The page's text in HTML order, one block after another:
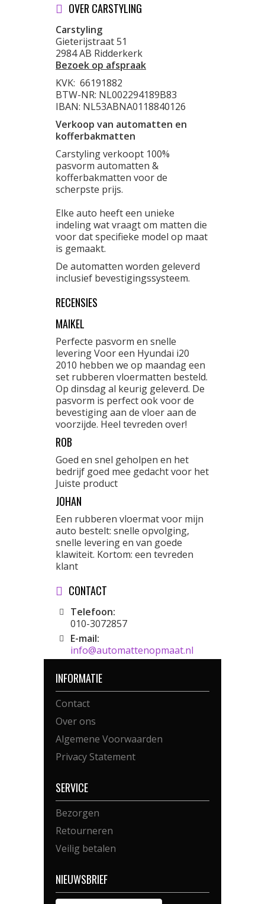
OVER CARSTYLING
Carstyling
Gieterijstraat 51
2984 AB Ridderkerk
Bezoek op afspraak
KVK: 66191882
BTW-NR: NL002294189B83
IBAN: NL53ABNA0118840126
Verkoop van automatten en
kofferbakmatten
Carstyling verkoopt 100%
pasvorm automatten &
kofferbakmatten voor de
scherpste prijs.
Elke auto heeft een unieke
indeling wat vraagt om matten die
voor dat specifieke model op maat
is gemaakt.
De automatten worden geleverd
inclusief bevestigingssysteem.
RECENSIES
MAIKEL
Perfecte pasvorm en snelle
levering Voor een Hyundai i20
2010 hebben we op maandag een
set rubberen vloermatten besteld.
Op dinsdag al keurig geleverd. De
pasvorm is perfect ook voor de
bevestiging aan de vloer aan de
voorzijde. Heel tevreden over!
ROB
Goed en snel geholpen en het
bedrijf goed mee gedacht voor het
Juiste product
JOHAN
Een rubberen vloermat voor mijn
auto bestelt: snelle opvolging,
snelle levering en van goede
klawiteit. Kortom: een tevreden
klant
CONTACT
Telefoon:
010-3072857
E-mail:
info@automattenopmaat.nl
INFORMATIE
Contact
Over ons
Algemene Voorwaarden
Privacy Statement
SERVICE
Bezorgen
Retourneren
Veilig betalen
NIEUWSBRIEF